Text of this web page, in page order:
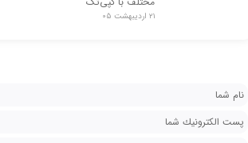
۲۱ اردیبهشت ۰۵